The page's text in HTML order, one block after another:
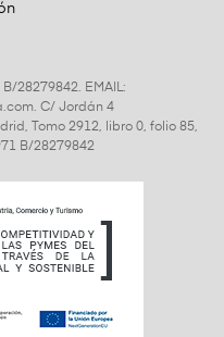
28279842. EMAIL:
C/ Jordán 4
Tomo 2912, libro 0, folio 85,
B/28279842